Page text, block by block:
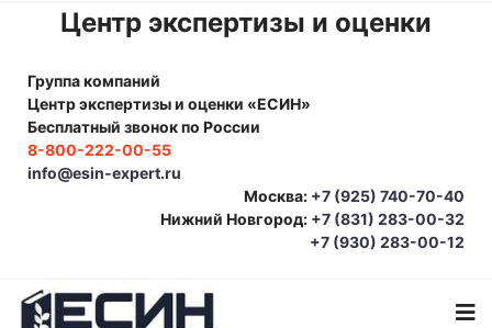
Центр экспертизы и оценки
Группа компаний
Центр экспертизы и оценки «ЕСИН»
Бесплатный звонок по России
8-800-222-00-55
info@esin-expert.ru
Москва: +7 (925) 740-70-40
Нижний Новгород: +7 (831) 283-00-32
+7 (930) 283-00-12